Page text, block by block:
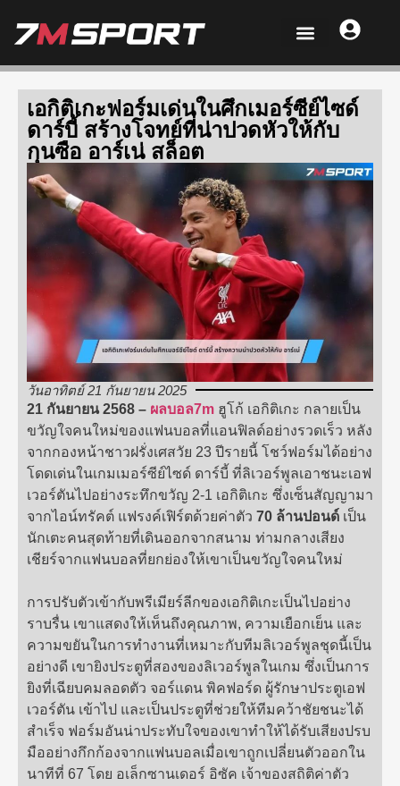
เอกิติเกะฟอร์มเด่นในศึกเมอร์ซีย์ไซด์
ดาร์บี้ สร้างโจทย์ที่น่าปวดหัวให้กับ
กุนซือ อาร์เน่ สล็อต
วันอาทิตย์ 21 กันยายน 2025
21 กันยายน 2568 – ผลบอล7m ฮูโก้ เอกิติเกะ กลายเป็น
ขวัญใจคนใหม่ของแฟนบอลที่แอนฟิลด์อย่างรวดเร็ว หลัง
จากกองหน้าชาวฝรั่งเศสวัย 23 ปีรายนี้ โชว์ฟอร์มได้อย่าง
โดดเด่นในเกมเมอร์ซีย์ไซด์ ดาร์บี้ ที่ลิเวอร์พูลเอาชนะเอฟ
เวอร์ตันไปอย่างระทึกขวัญ 2-1 เอกิติเกะ ซึ่งเซ็นสัญญามา
จากไอน์ทรัคต์ แฟรงค์เฟิร์ตด้วยค่าตัว 70 ล้านปอนด์ เป็น
นักเตะคนสุดท้ายที่เดินออกจากสนาม ท่ามกลางเสียง
เชียร์จากแฟนบอลที่ยกย่องให้เขาเป็นขวัญใจคนใหม่
การปรับตัวเข้ากับพรีเมียร์ลีกของเอกิติเกะเป็นไปอย่าง
ราบรื่น เขาแสดงให้เห็นถึงคุณภาพ, ความเยือกเย็น และ
ความขยันในการทำงานที่เหมาะกับทีมลิเวอร์พูลชุดนี้เป็น
อย่างดี เขายิงประตูที่สองของลิเวอร์พูลในเกม ซึ่งเป็นการ
ยิงที่เฉียบคมลอดตัว จอร์แดน พิคฟอร์ด ผู้รักษาประตูเอฟ
เวอร์ตัน เข้าไป และเป็นประตูที่ช่วยให้ทีมคว้าชัยชนะได้
สำเร็จ ฟอร์มอันน่าประทับใจของเขาทำให้ได้รับเสียงปรบ
มืออย่างกึกก้องจากแฟนบอลเมื่อเขาถูกเปลี่ยนตัวออกใน
นาทีที่ 67 โดย อเล็กซานเดอร์ อิซัค เจ้าของสถิติค่าตัว